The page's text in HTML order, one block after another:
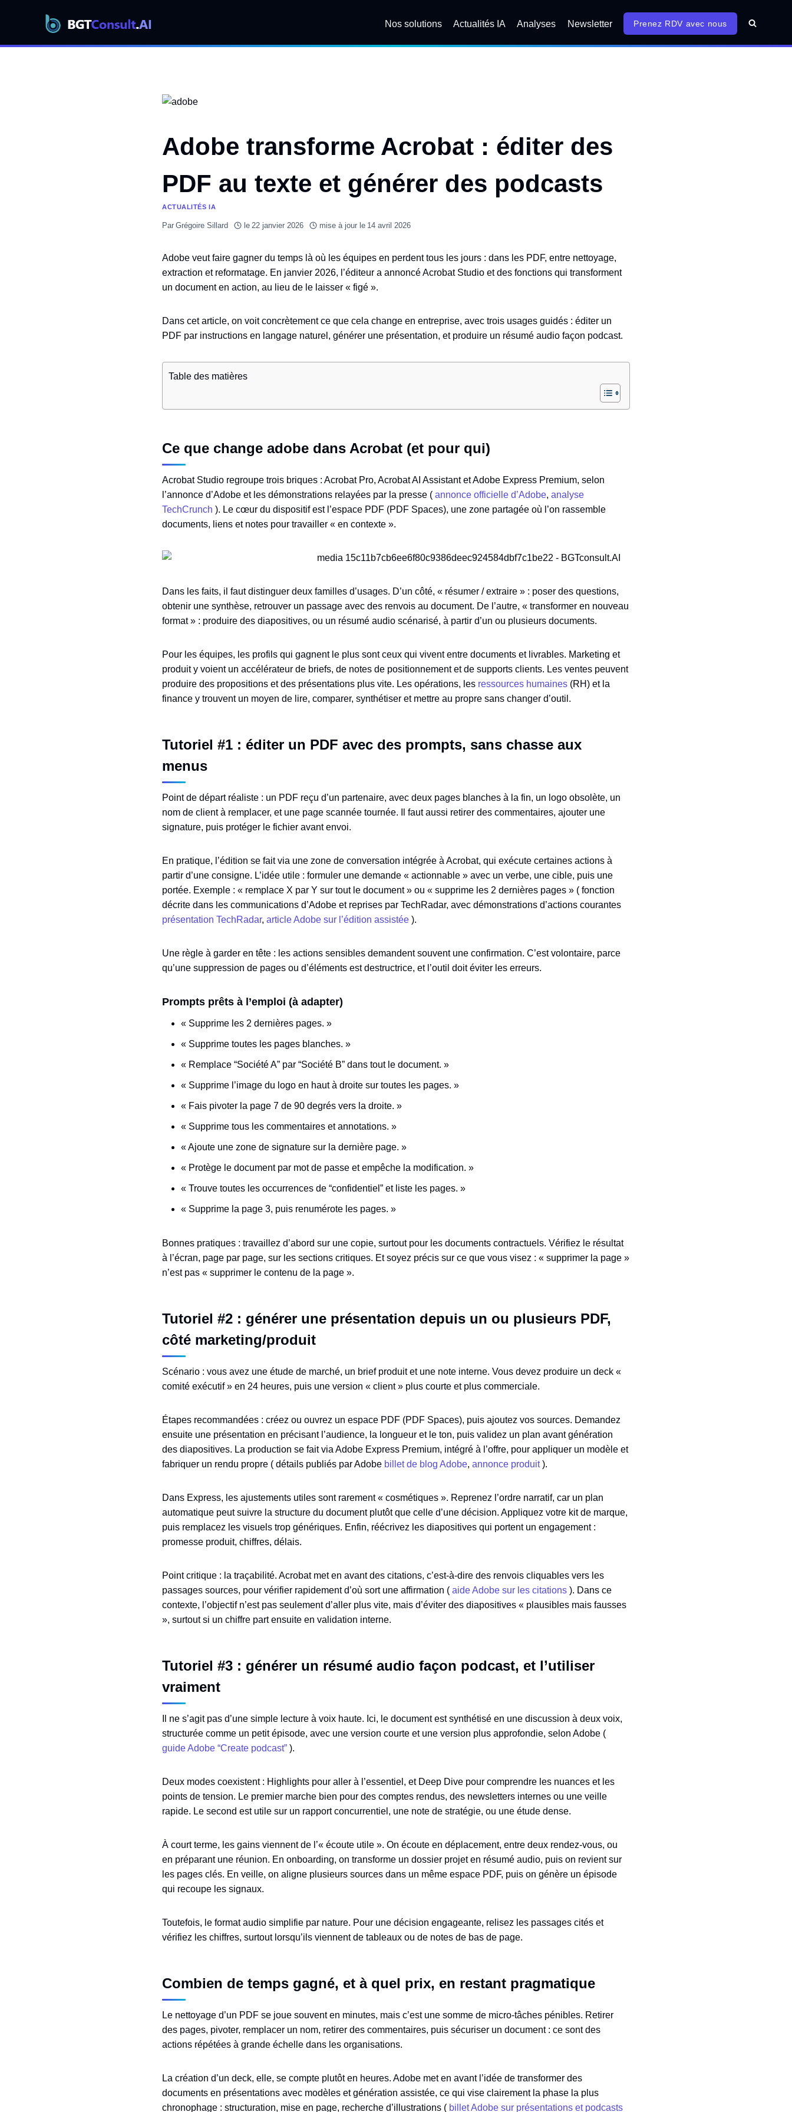
Nos solutions Actualités IA Analyses Newsletter Prenez RDV avec nous
Adobe transforme Acrobat : éditer des
PDF au texte et générer des podcasts
ACTUALITÉS IA
Par Grégoire Sillard le 22 janvier 2026 mise à jour le 14 avril 2026
Adobe veut faire gagner du temps là où les équipes en perdent tous les jours : dans les PDF, entre nettoyage,
extraction et reformatage. En janvier 2026, l’éditeur a annoncé Acrobat Studio et des fonctions qui transforment
un document en action, au lieu de le laisser « figé ».
Dans cet article, on voit concrètement ce que cela change en entreprise, avec trois usages guidés : éditer un
PDF par instructions en langage naturel, générer une présentation, et produire un résumé audio façon podcast.
Table des matières
Ce que change adobe dans Acrobat (et pour qui)
Acrobat Studio regroupe trois briques : Acrobat Pro, Acrobat AI Assistant et Adobe Express Premium, selon
l’annonce d’Adobe et les démonstrations relayées par la presse ( annonce officielle d’Adobe, analyse
TechCrunch ). Le cœur du dispositif est l’espace PDF (PDF Spaces), une zone partagée où l’on rassemble
documents, liens et notes pour travailler « en contexte ».
Dans les faits, il faut distinguer deux familles d’usages. D’un côté, « résumer / extraire » : poser des questions,
obtenir une synthèse, retrouver un passage avec des renvois au document. De l’autre, « transformer en nouveau
format » : produire des diapositives, ou un résumé audio scénarisé, à partir d’un ou plusieurs documents.
Pour les équipes, les profils qui gagnent le plus sont ceux qui vivent entre documents et livrables. Marketing et
produit y voient un accélérateur de briefs, de notes de positionnement et de supports clients. Les ventes peuvent
produire des propositions et des présentations plus vite. Les opérations, les ressources humaines (RH) et la
finance y trouvent un moyen de lire, comparer, synthétiser et mettre au propre sans changer d’outil.
Tutoriel #1 : éditer un PDF avec des prompts, sans chasse aux
menus
Point de départ réaliste : un PDF reçu d’un partenaire, avec deux pages blanches à la fin, un logo obsolète, un
nom de client à remplacer, et une page scannée tournée. Il faut aussi retirer des commentaires, ajouter une
signature, puis protéger le fichier avant envoi.
En pratique, l’édition se fait via une zone de conversation intégrée à Acrobat, qui exécute certaines actions à
partir d’une consigne. L’idée utile : formuler une demande « actionnable » avec un verbe, une cible, puis une
portée. Exemple : « remplace X par Y sur tout le document » ou « supprime les 2 dernières pages » ( fonction
décrite dans les communications d’Adobe et reprises par TechRadar, avec démonstrations d’actions courantes
présentation TechRadar, article Adobe sur l’édition assistée ).
Une règle à garder en tête : les actions sensibles demandent souvent une confirmation. C’est volontaire, parce
qu’une suppression de pages ou d’éléments est destructrice, et l’outil doit éviter les erreurs.
Prompts prêts à l’emploi (à adapter)
« Supprime les 2 dernières pages. »
« Supprime toutes les pages blanches. »
« Remplace “Société A” par “Société B” dans tout le document. »
« Supprime l’image du logo en haut à droite sur toutes les pages. »
« Fais pivoter la page 7 de 90 degrés vers la droite. »
« Supprime tous les commentaires et annotations. »
« Ajoute une zone de signature sur la dernière page. »
« Protège le document par mot de passe et empêche la modification. »
« Trouve toutes les occurrences de “confidentiel” et liste les pages. »
« Supprime la page 3, puis renumérote les pages. »
Bonnes pratiques : travaillez d’abord sur une copie, surtout pour les documents contractuels. Vérifiez le résultat
à l’écran, page par page, sur les sections critiques. Et soyez précis sur ce que vous visez : « supprimer la page »
n’est pas « supprimer le contenu de la page ».
Tutoriel #2 : générer une présentation depuis un ou plusieurs PDF,
côté marketing/produit
Scénario : vous avez une étude de marché, un brief produit et une note interne. Vous devez produire un deck «
comité exécutif » en 24 heures, puis une version « client » plus courte et plus commerciale.
Étapes recommandées : créez ou ouvrez un espace PDF (PDF Spaces), puis ajoutez vos sources. Demandez
ensuite une présentation en précisant l’audience, la longueur et le ton, puis validez un plan avant génération
des diapositives. La production se fait via Adobe Express Premium, intégré à l’offre, pour appliquer un modèle et
fabriquer un rendu propre ( détails publiés par Adobe billet de blog Adobe, annonce produit).
Dans Express, les ajustements utiles sont rarement « cosmétiques ». Reprenez l’ordre narratif, car un plan
automatique peut suivre la structure du document plutôt que celle d’une décision. Appliquez votre kit de marque,
puis remplacez les visuels trop génériques. Enfin, réécrivez les diapositives qui portent un engagement :
promesse produit, chiffres, délais.
Point critique : la traçabilité. Acrobat met en avant des citations, c’est-à-dire des renvois cliquables vers les
passages sources, pour vérifier rapidement d’où sort une affirmation ( aide Adobe sur les citations ). Dans ce
contexte, l’objectif n’est pas seulement d’aller plus vite, mais d’éviter des diapositives « plausibles mais fausses
», surtout si un chiffre part ensuite en validation interne.
Tutoriel #3 : générer un résumé audio façon podcast, et l’utiliser
vraiment
Il ne s’agit pas d’une simple lecture à voix haute. Ici, le document est synthétisé en une discussion à deux voix,
structurée comme un petit épisode, avec une version courte et une version plus approfondie, selon Adobe (
guide Adobe “Create podcast” ).
Deux modes coexistent : Highlights pour aller à l’essentiel, et Deep Dive pour comprendre les nuances et les
points de tension. Le premier marche bien pour des comptes rendus, des newsletters internes ou une veille
rapide. Le second est utile sur un rapport concurrentiel, une note de stratégie, ou une étude dense.
À court terme, les gains viennent de l’« écoute utile ». On écoute en déplacement, entre deux rendez-vous, ou
en préparant une réunion. En onboarding, on transforme un dossier projet en résumé audio, puis on revient sur
les pages clés. En veille, on aligne plusieurs sources dans un même espace PDF, puis on génère un épisode
qui recoupe les signaux.
Toutefois, le format audio simplifie par nature. Pour une décision engageante, relisez les passages cités et
vérifiez les chiffres, surtout lorsqu’ils viennent de tableaux ou de notes de bas de page.
Combien de temps gagné, et à quel prix, en restant pragmatique
Le nettoyage d’un PDF se joue souvent en minutes, mais c’est une somme de micro-tâches pénibles. Retirer
des pages, pivoter, remplacer un nom, retirer des commentaires, puis sécuriser un document : ce sont des
actions répétées à grande échelle dans les organisations.
La création d’un deck, elle, se compte plutôt en heures. Adobe met en avant l’idée de transformer des
documents en présentations avec modèles et génération assistée, ce qui vise clairement la phase la plus
chronophage : structuration, mise en page, recherche d’illustrations ( billet Adobe sur présentations et podcasts